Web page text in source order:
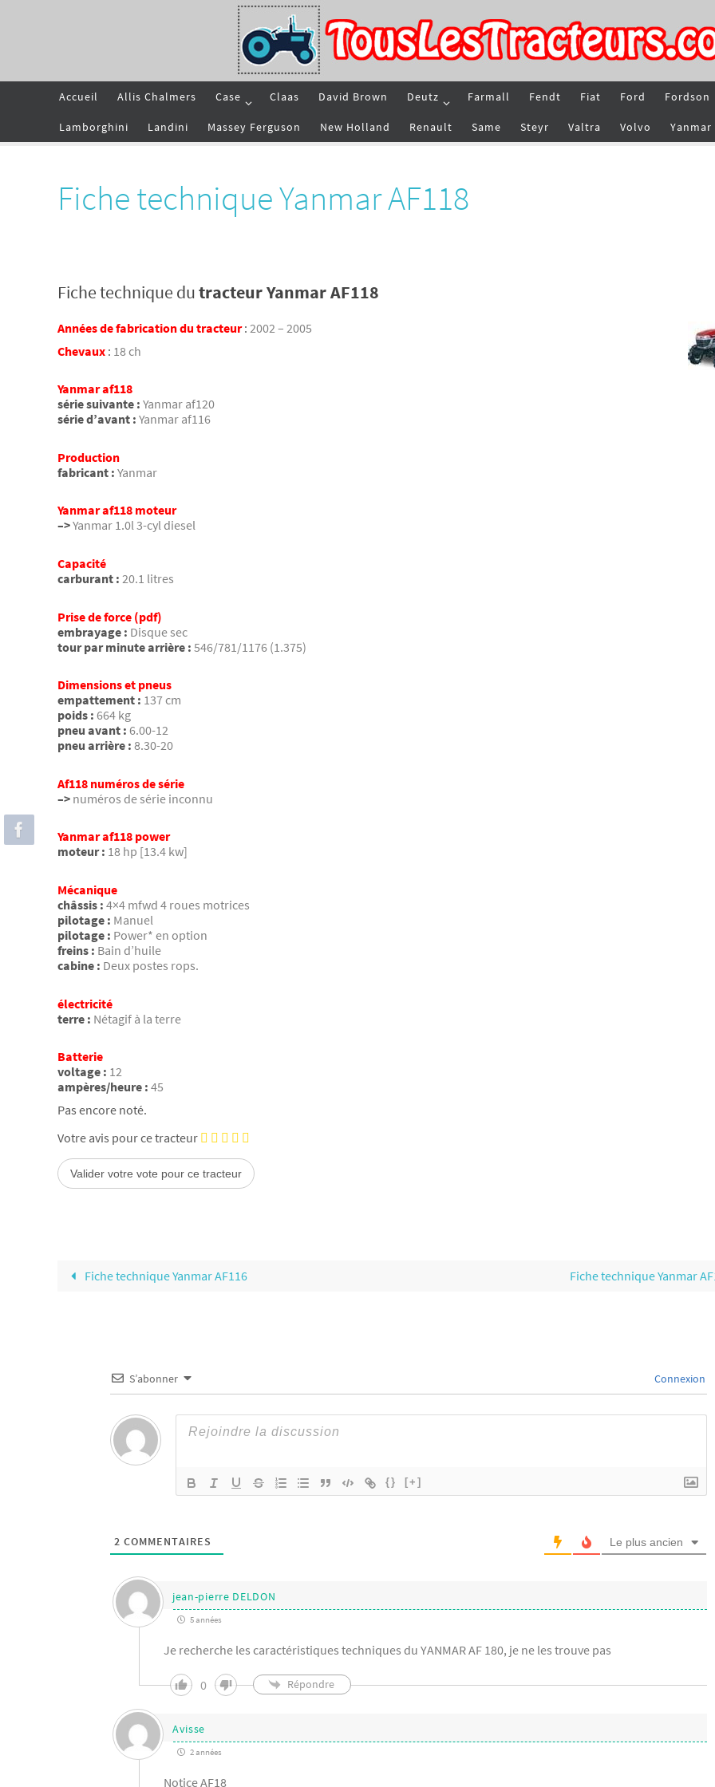
Accueil Allis Chalmers Case Claas David Brown Deutz Farmall Fendt Fiat Ford Fordson
Lamborghini Landini Massey Ferguson New Holland Renault Same Steyr Valtra Volvo Yanmar
Fiche technique Yanmar AF118
Fiche technique dutracteur Yanmar AF118
Années de fabrication du tracteur: 2002 – 2005
Chevaux : 18 ch
Yanmar af118
série suivante : Yanmar af120
série d’avant : Yanmar af116
Production
fabricant : Yanmar
Yanmar af118 moteur
–>Yanmar 1.0l 3-cyl diesel
Capacité
carburant : 20.1 litres
Prise de force (pdf)
embrayage : Disque sec
tour par minute arrière : 546/781/1176 (1.375)
Dimensions et pneus
empattement : 137 cm
poids : 664 kg
pneu avant : 6.00-12
pneu arrière : 8.30-20
Af118 numéros de série
–> numéros de série inconnu
Yanmar af118 power
moteur : 18 hp [13.4 kw]
Mécanique
châssis : 4×4 mfwd 4 roues motrices
pilotage : Manuel
pilotage : Power* en option
freins : Bain d’huile
cabine : Deux postes rops.
électricité
terre : Nétagif à la terre
Batterie
voltage : 12
ampères/heure : 45
Pas encore noté.
Votre avis pour ce tracteur
Fiche technique Yanmar AF116 Fiche technique Yanmar
S’abonner Connexion
{} [+]
2 COMMENTAIRES Le plus ancien
jean-pierre DELDON
5 années
Je recherche les caractéristiques techniques du YANMAR AF 180, je ne les trouve pas
0 Répondre
Avisse
2 années
Notice AF18